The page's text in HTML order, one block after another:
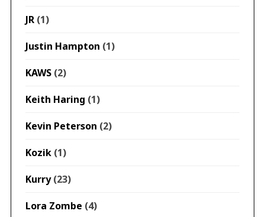
JR(1)
Justin Hampton (1)
KAWS(2)
Keith Haring (1)
Kevin Peterson (2)
Kozik(1)
Kurry(23)
Lora Zombe (4)